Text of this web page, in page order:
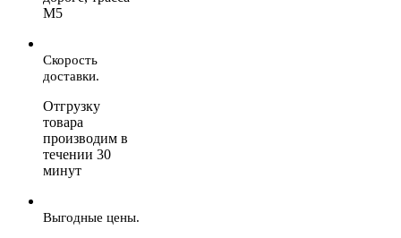
М5
Скорость
доставки.
Отгрузку
товара
производим в
течении 30
минут
Выгодные цены.